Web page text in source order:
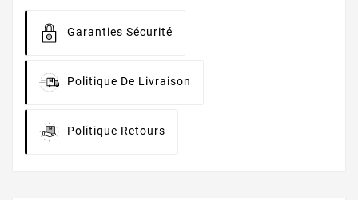
Garanties Sécurité
Politique De Livraison
Politique Retours